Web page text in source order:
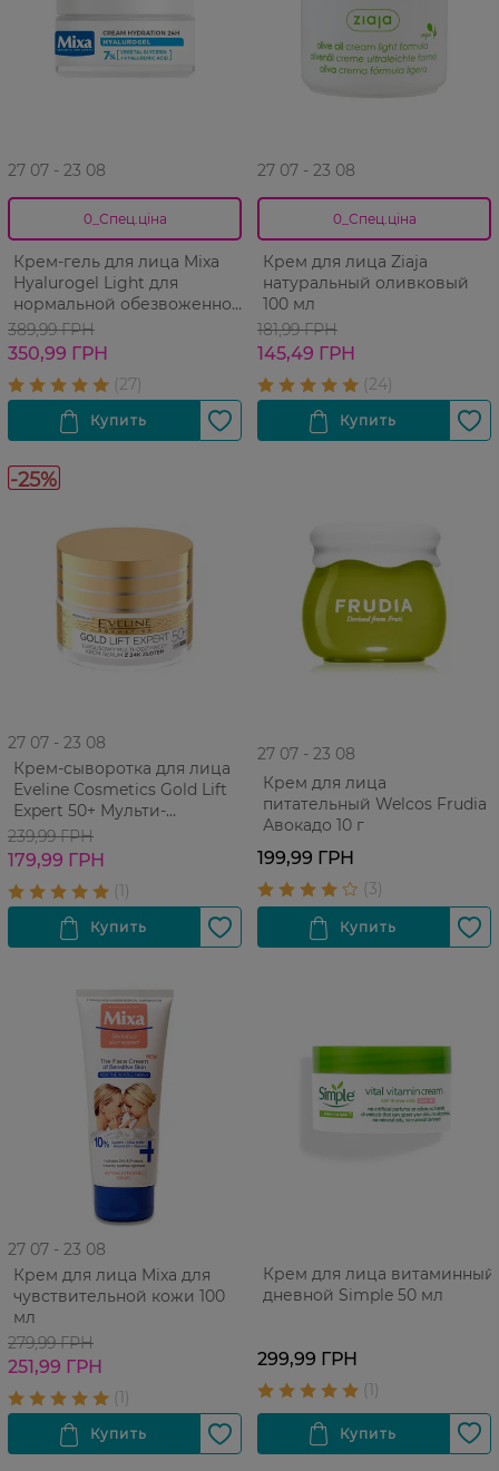
27 07 - 23 08
0_Спец.ціна
Крем-гель для лица Mixa
Hyalurogel Light для
нормальной обезвоженной
чувствительной кожи
интенсивный
увлажняющий 50 мл
389,99 ГРН
350,99 ГРН
27 07 - 23 08
0_Спец.ціна
Крем для лица Ziaja
натуральный оливковый
100 мл
181,99 ГРН
145,49 ГРН
-25%
27 07 - 23 08
Крем-сыворотка для лица
Eveline Cosmetics Gold Lift
Expert 50+ Мульти-
питательный 50 мл
239,99 ГРН
179,99 ГРН
27 07 - 23 08
Крем для лица
питательный Welcos Frudia
Авокадо 10 г
199,99 ГРН
27 07 - 23 08
Крем для лица Mixa для
чувствительной кожи 100
мл
279,99 ГРН
251,99 ГРН
Крем для лица витаминный
дневной Simple 50 мл
299,99 ГРН